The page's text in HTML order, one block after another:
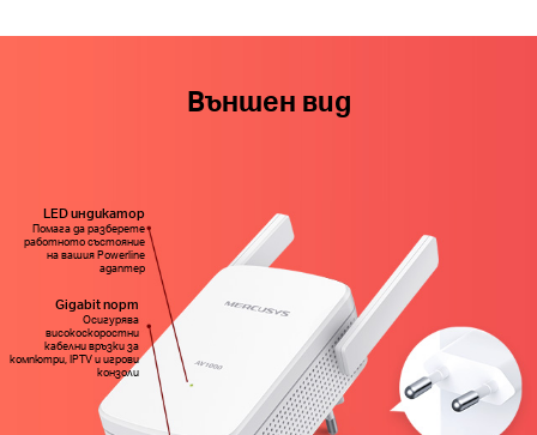
LED индикатор
Помага да разберете
работното състояние
на вашия Powerline
адаптер
Gigabit порт
Осигурява
високоскоростни
кабелни връзки за
компютри, IPTV и игрови
конзоли
Външен вид